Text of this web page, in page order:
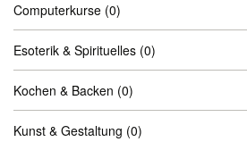
Computerkurse (0)
Esoterik & Spirituelles (0)
Kochen & Backen (0)
Kunst & Gestaltung (0)